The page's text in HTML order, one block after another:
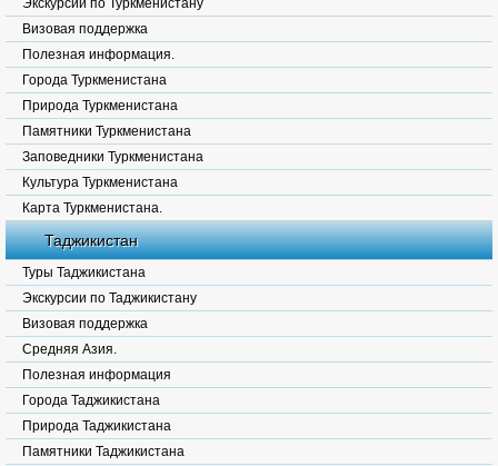
Экскурсии по Туркменистану
Визовая поддержка
Полезная информация.
Города Туркменистана
Природа Туркменистана
Памятники Туркменистана
Заповедники Туркменистана
Культура Туркменистана
Карта Туркменистана.
Таджикистан
Туры Таджикистана
Экскурсии по Таджикистану
Визовая поддержка
Средняя Азия.
Полезная информация
Города Таджикистана
Природа Таджикистана
Памятники Таджикистана